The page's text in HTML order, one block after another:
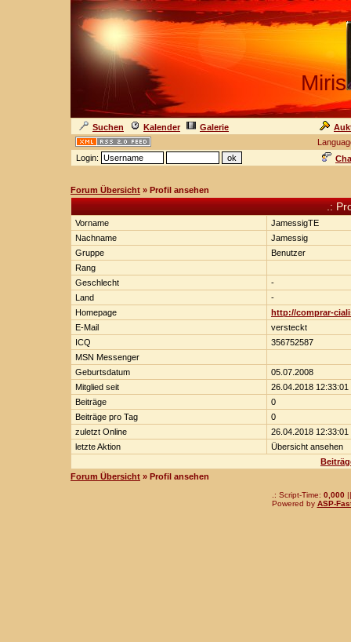
Miris
Suchen Kalender Galerie
Login:
Forum Übersicht » Profil ansehen
.:
Vorname
JamessigTE
Nachname
Jamessig
Gruppe
Benutzer
Rang
Geschlecht
-
Land
-
Homepage
http://comprar-
E-Mail
versteckt
ICQ
356752587
MSN Messenger
Geburtsdatum
05.07.2008
Mitglied seit
26.04.2018 12:33:01
Beiträge
0
Beiträge pro Tag
0
zuletzt Online
26.04.2018 12:33:01
letzte Aktion
Übersicht ansehen
Forum Übersicht » Profil ansehen
.: Script-Time: 0,000||
Powered by ASP-